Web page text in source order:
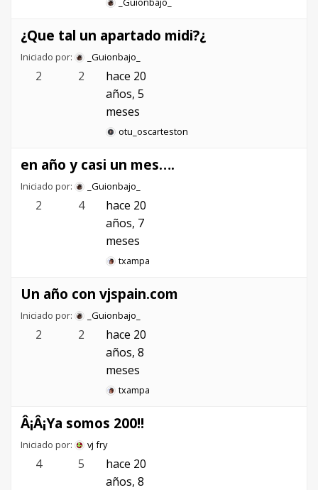
¿Que tal un apartado midi?¿
Iniciado por: _Guionbajo_
2 2
hace 20
años, 5
meses
otu_oscarteston
en año y casi un mes….
Iniciado por: _Guionbajo_
2 4
hace 20
años, 7
meses
txampa
Un año con vjspain.com
Iniciado por: _Guionbajo_
2 2
hace 20
años, 8
meses
txampa
Â¡Â¡Ya somos 200!!
Iniciado por: vj fry
4 5
hace 20
años, 8